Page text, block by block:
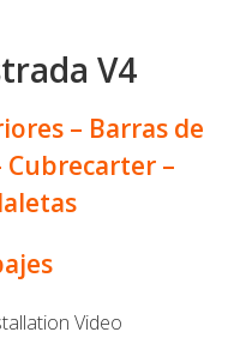
V4
– Barras de
Cubrecarter –